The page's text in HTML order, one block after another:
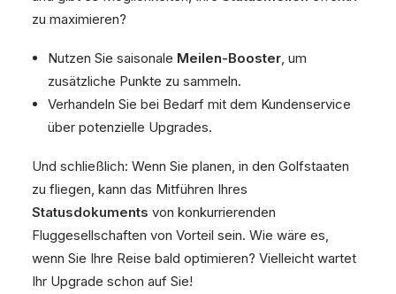
zu maximieren?
Nutzen Sie saisonale Meilen-Booster, um
zusätzliche Punkte zu sammeln.
Verhandeln Sie bei Bedarf mit dem Kundenservice
über potenzielle Upgrades.
Und schließlich: Wenn Sie planen, in den Golfstaaten
zu fliegen, kann das Mitführen Ihres
Statusdokuments von konkurrierenden
Fluggesellschaften von Vorteil sein. Wie wäre es,
wenn Sie Ihre Reise bald optimieren? Vielleicht wartet
Ihr Upgrade schon auf Sie!